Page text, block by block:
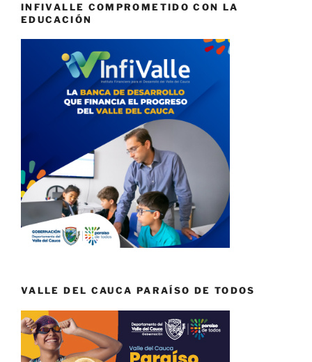
INFIVALLE COMPROMETIDO CON LA
EDUCACIÓN
VALLE DEL CAUCA PARAÍSO DE TODOS